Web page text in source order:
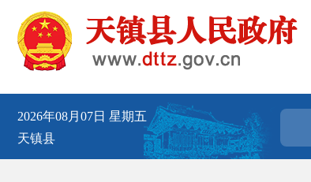
2026年08月07日 星期五
天镇县